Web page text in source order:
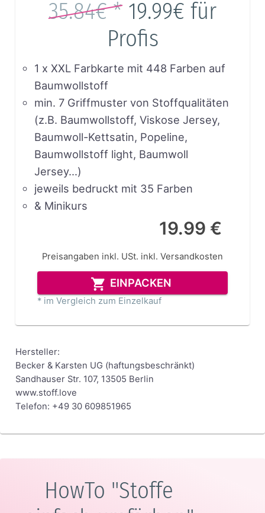
35.84€ * 19.99€ für
Profis
1 x XXL Farbkarte mit 448 Farben auf
Baumwollstoff
min. 7 Griffmuster von Stoffqualitäten
(z.B. Baumwollstoff, Viskose Jersey,
Baumwoll-Kettsatin, Popeline,
Baumwollstoff light, Baumwoll
Jersey…)
jeweils bedruckt mit 35 Farben
& Minikurs
19.99 €
Preisangaben inkl. USt. inkl. Versandkosten
EINPACKEN
* im Vergleich zum Einzelkauf
Hersteller:
Becker & Karsten UG (haftungsbeschränkt)
Sandhauser Str. 107, 13505 Berlin
www.stoff.love
Telefon: +49 30 609851965
HowTo "Stoffe